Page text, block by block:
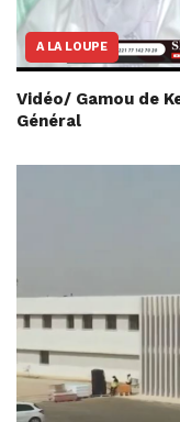
A LA LOUPE
Vidéo/ Gamou de
Général